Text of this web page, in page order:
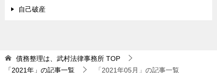
自己破産
債務整理は、武村法律事務所 TOP
「2021年」の記事一覧
「2021年05月」の記事一覧